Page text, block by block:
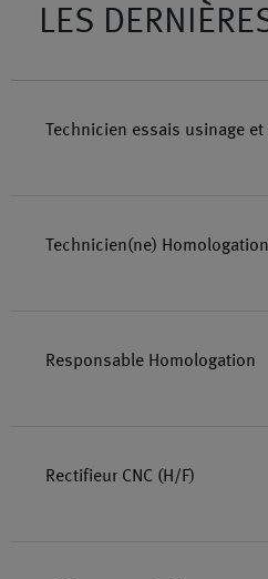
LES
Technicien essais usinage
Technicien(ne) Homologation
Responsable Homologation
Rectifieur CNC (H/F)